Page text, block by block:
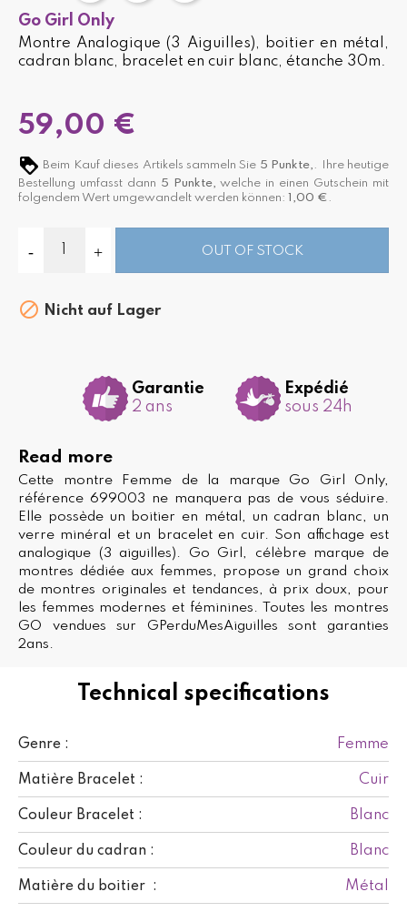
Technical specifications
Genre : Femme
Matière Bracelet : Cuir
Couleur Bracelet : Blanc
Couleur du cadran : Blanc
Matière du boitier : Métal
Go Girl Only
Montre Analogique (3 Aiguilles), boitier en métal,
cadran blanc, bracelet en cuir blanc, étanche 30m.
59,00 €
Beim Kauf dieses Artikels sammeln Sie 5 Punkte, . Ihre heutige
Bestellung umfasst dann 5 Punkte, welche in einen Gutschein mit
folgendem Wert umgewandelt werden können: 1,00 € .
OUT OF STOCK
 Nicht auf Lager
Garantie
2 ans
Expédié
sous 24h
Read more
Cette montre Femme de la marque Go Girl Only,
référence 699003 ne manquera pas de vous séduire.
Elle possède un boitier en métal, un cadran blanc, un
verre minéral et un bracelet en cuir. Son affichage est
analogique (3 aiguilles). Go Girl, célèbre marque de
montres dédiée aux femmes, propose un grand choix
de montres originales et tendances, à prix doux, pour
les femmes modernes et féminines. Toutes les montres
GO vendues sur GPerduMesAiguilles sont garanties
2ans.